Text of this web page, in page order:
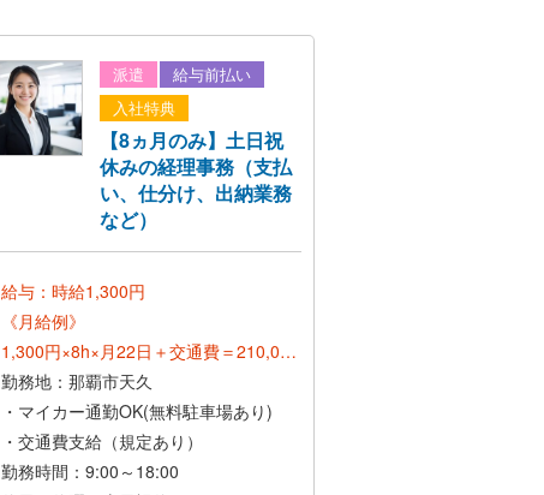
派遣
給与前払い
入社特典
【8ヵ月のみ】土日祝
休みの経理事務（支払
い、仕分け、出納業務
など）
給与：時給1,300円
《月給例》
1,300円×8h×月22日＋交通費＝210,000
円～
勤務地：那覇市天久
・マイカー通勤OK(無料駐車場あり)
・交通費支給（規定あり）
勤務時間：9:00～18:00